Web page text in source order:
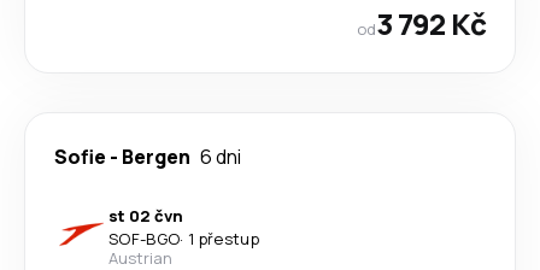
od3 792 Kč
Sofie - Bergen 6 dni
st 02 čvn
SOF-BGO· 1 přestup
Austrian